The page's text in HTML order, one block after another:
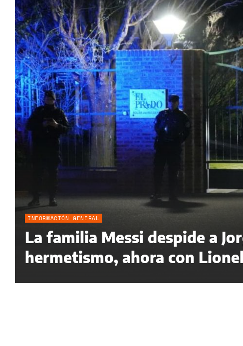
INFORMACIÓN GENERAL
La familia Messi despide a
hermetismo, ahora con